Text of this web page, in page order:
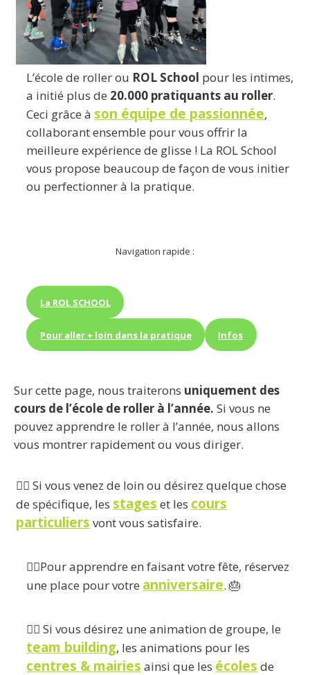
L’école de roller ou ROL School pour les intimes,
a initié plus de 20.000 pratiquants au roller.
Ceci grâce à son équipe de passionnée,
collaborant ensemble pour vous offrir la
meilleure expérience de glisse ! La ROL School
vous propose beaucoup de façon de vous initier
ou perfectionner à la pratique.
Navigation rapide :
La ROL SCHOOL
Pour aller + loin dans la pratique Infos
Sur cette page, nous traiterons uniquement des
cours de l’école de roller à l’année. Si vous ne
pouvez apprendre le roller à l’année, nous allons
vous montrer rapidement ou vous diriger.
👉🏼 Si vous venez de loin ou désirez quelque chose
de spécifique, les stages et les cours
particuliers vont vous satisfaire.
👉🏼Pour apprendre en faisant votre fête, réservez
une place pour votre anniversaire. 🎂
👉🏼 Si vous désirez une animation de groupe, le
team building, les animations pour les
centres & mairies ainsi que les écoles de